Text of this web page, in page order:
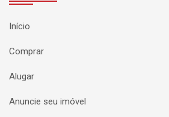
Início
Comprar
Alugar
Anuncie seu imóvel